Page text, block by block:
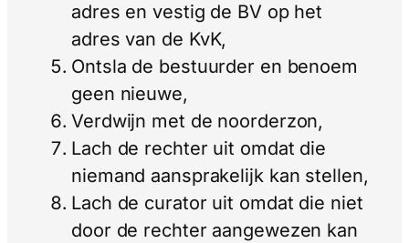
adres en vestig de BV op het
adres van de KvK,
Ontsla de bestuurder en benoem
geen nieuwe,
Verdwijn met de noorderzon,
Lach de rechter uit omdat die
niemand aansprakelijk kan stellen,
Lach de curator uit omdat die niet
door de rechter aangewezen kan